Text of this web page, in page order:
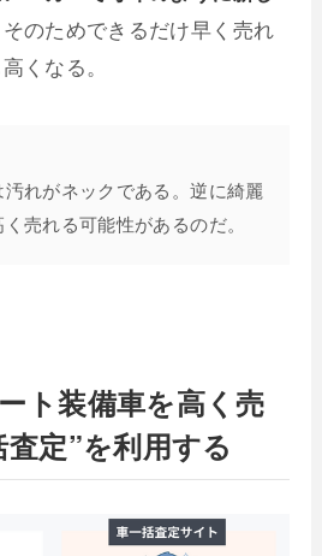
そのためできるだけ早く売れ
くなる。
れがネックである。逆に綺麗
売れる可能性があるのだ。
ト装備車を高く売
定”を利用する